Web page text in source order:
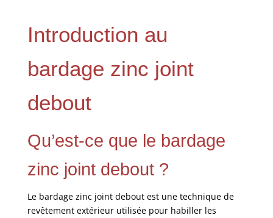
Introduction au
bardage zinc joint
debout
Qu’est-ce que le bardage
zinc joint debout ?
Le bardage zinc joint debout est une technique de
revêtement extérieur utilisée pour habiller les